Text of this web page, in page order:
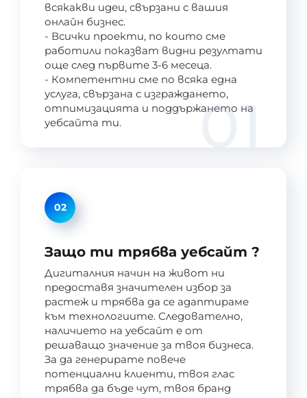
01
всякакви идеи, свързани с вашия
онлайн бизнес.
- Всички проекти, по които сме
работили показват видни резултати
още след първите 3-6 месеца.
- Компетентни сме по всяка една
услуга, свързана с изграждането,
отпимизацията и поддържането на
уебсайта ти.
02
Защо ти трябва уебсайт ?
Дигиталния начин на живот ни
предоставя значителен избор за
растеж и трябва да се адаптираме
към технологиите. Следователно,
наличието на уебсайт е от
решаващо значение за твоя бизнеса.
За да генерирате повече
потенциални клиенти, твоя глас
трябва да бъде чут, твоя бранд